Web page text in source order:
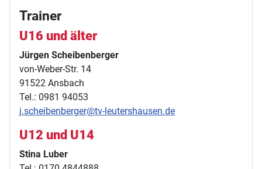
Trainer
U16 und älter
Jürgen Scheibenberger
von-Weber-Str. 14
91522 Ansbach
Tel.: 0981 94053
j.scheibenberger@tv-leutershausen.de
U12 und U14
Stina Luber